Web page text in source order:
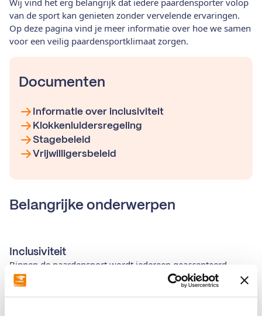
van de sport kan genieten zonder vervelende ervaringen.
Op deze pagina vind je meer informatie over hoe we samen
voor een veilig paardensportklimaat zorgen.
Documenten
Informatie over inclusiviteit
Klokkenluidersregeling
Stagebeleid
Vrijwilligersbeleid
Belangrijke onderwerpen
Inclusiviteit
Binnen de paardensport wordt iedereen geaccepteerd,
ongeacht wie je bent, welke achtergrond je hebt, welke
geloofsovertuiging of wat dan ook. De kwaliteiten van